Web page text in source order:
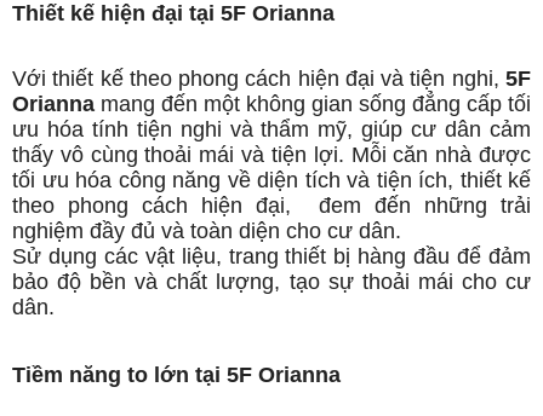
Thiết kế hiện đại tại 5F Orianna
Với thiết kế theo phong cách hiện đại và tiện nghi, 5F
Orianna mang đến một không gian sống đẳng cấp tối
ưu hóa tính tiện nghi và thẩm mỹ, giúp cư dân cảm
thấy vô cùng thoải mái và tiện lợi. Mỗi căn nhà được
tối ưu hóa công năng về diện tích và tiện ích, thiết kế
theo phong cách hiện đại, đem đến những trải
nghiệm đầy đủ và toàn diện cho cư dân.
Sử dụng các vật liệu, trang thiết bị hàng đầu để đảm
bảo độ bền và chất lượng, tạo sự thoải mái cho cư
dân.
Tiềm năng to lớn tại 5F Orianna